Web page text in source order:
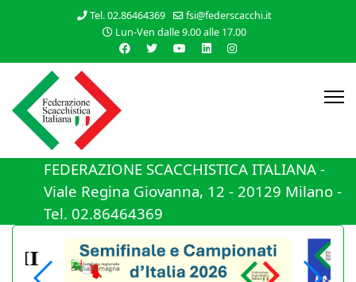
Tel. 02.86464369
fsi@federscacchi.it
Lun-Ven dalle 9.00 alle 17.00
FEDERAZIONE SCACCHISTICA ITALIANA -
Viale Regina Giovanna, 12 - 20129 Milano -
Tel. 02.86464369